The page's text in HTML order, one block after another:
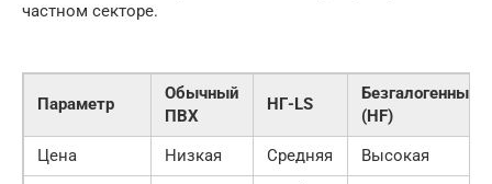
частном секторе.
Параметр
Обычный
ПВХ
НГ-LS
Безгалогенный
(HF)
Цена
Низкая Средняя Высокая